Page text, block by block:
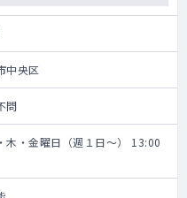
中央区
問
木・金曜日（週１日～） 13:00